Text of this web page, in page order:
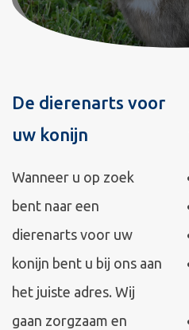
De dierenarts voor
uw konijn
Wanneer u op zoek
bent naar een
dierenarts voor uw
konijn bent u bij ons aan
het juiste adres. Wij
gaan zorgzaam en